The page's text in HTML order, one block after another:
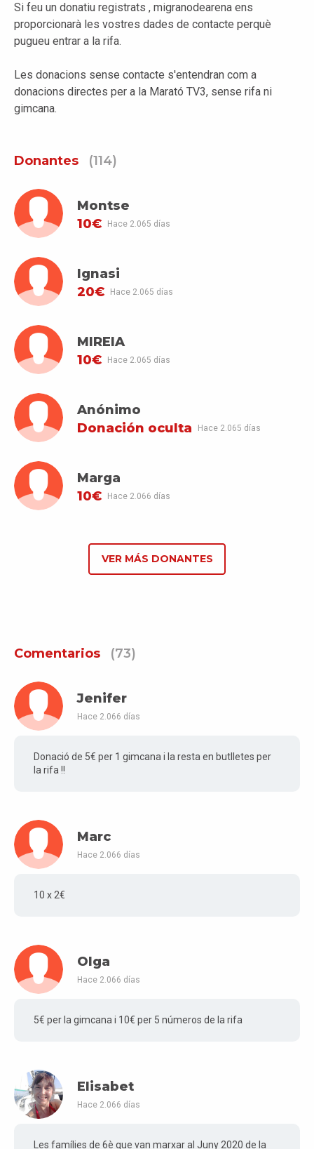
Si feu un donatiu registrats , migranodearena ens
proporcionarà les vostres dades de contacte perquè
pugueu entrar a la rifa.
Les donacions sense contacte s'entendran com a
donacions directes per a la Marató TV3, sense rifa ni
gimcana.
Donantes (114)
Montse
10€
Hace 2.065 días
Ignasi
20€
Hace 2.065 días
MIREIA
10€
Hace 2.065 días
Anónimo
Donación oculta
Hace 2.065 días
Marga
10€
Hace 2.066 días
VER MÁS DONANTES
Comentarios (73)
Jenifer
Hace 2.066 días
Donació de 5€ per 1 gimcana i la resta en butlletes per
la rifa !!
Marc
Hace 2.066 días
10 x 2€
Olga
Hace 2.066 días
5€ per la gimcana i 10€ per 5 números de la rifa
Elisabet
Hace 2.066 días
Les famílies de 6è que van marxar al Juny 2020 de la